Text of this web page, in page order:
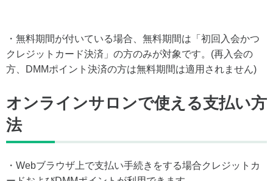
・無料期間が付いている場合、無料期間は「初回入会かつ
クレジットカード決済」の方のみが対象です。(再入会の
方、DMMポイント決済の方は無料期間は適用されません)
オンラインサロンで使える支払い方
法
・Webブラウザ上で支払い手続きをする場合クレジットカ